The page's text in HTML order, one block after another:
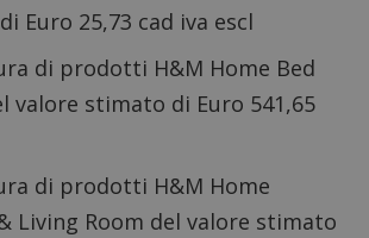
Euro 25,73 cad iva escl
di prodotti H&M Home Bed
valore stimato di Euro 541,65
di prodotti H&M Home
Living Room del valore stimato